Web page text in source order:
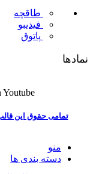
طاقچه
فیدیبو
پاتوق
Youtube
تمامی حقوق این
منو
دسته بندی ها